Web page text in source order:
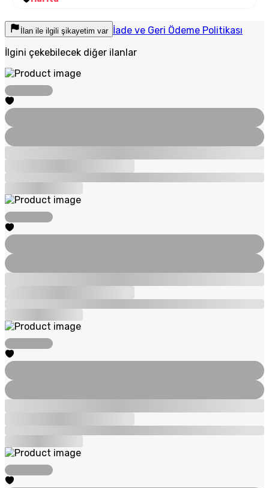
İlan ile ilgili şikayetim var İade ve Geri Ödeme Politikası
İlgini çekebilecek diğer ilanlar